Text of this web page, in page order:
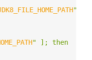
"
" ]; then